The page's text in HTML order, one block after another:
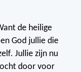
de heilige
God jullie die
Jullie zijn nu
door voor